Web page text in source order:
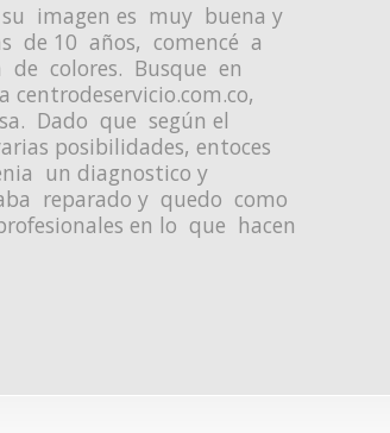
imagen es muy buena y
de 10 años, comencé a
colores. Busque en
Dado que según el
posibilidades, entoces
un diagnostico y
reparado y quedo como
en lo que hacen